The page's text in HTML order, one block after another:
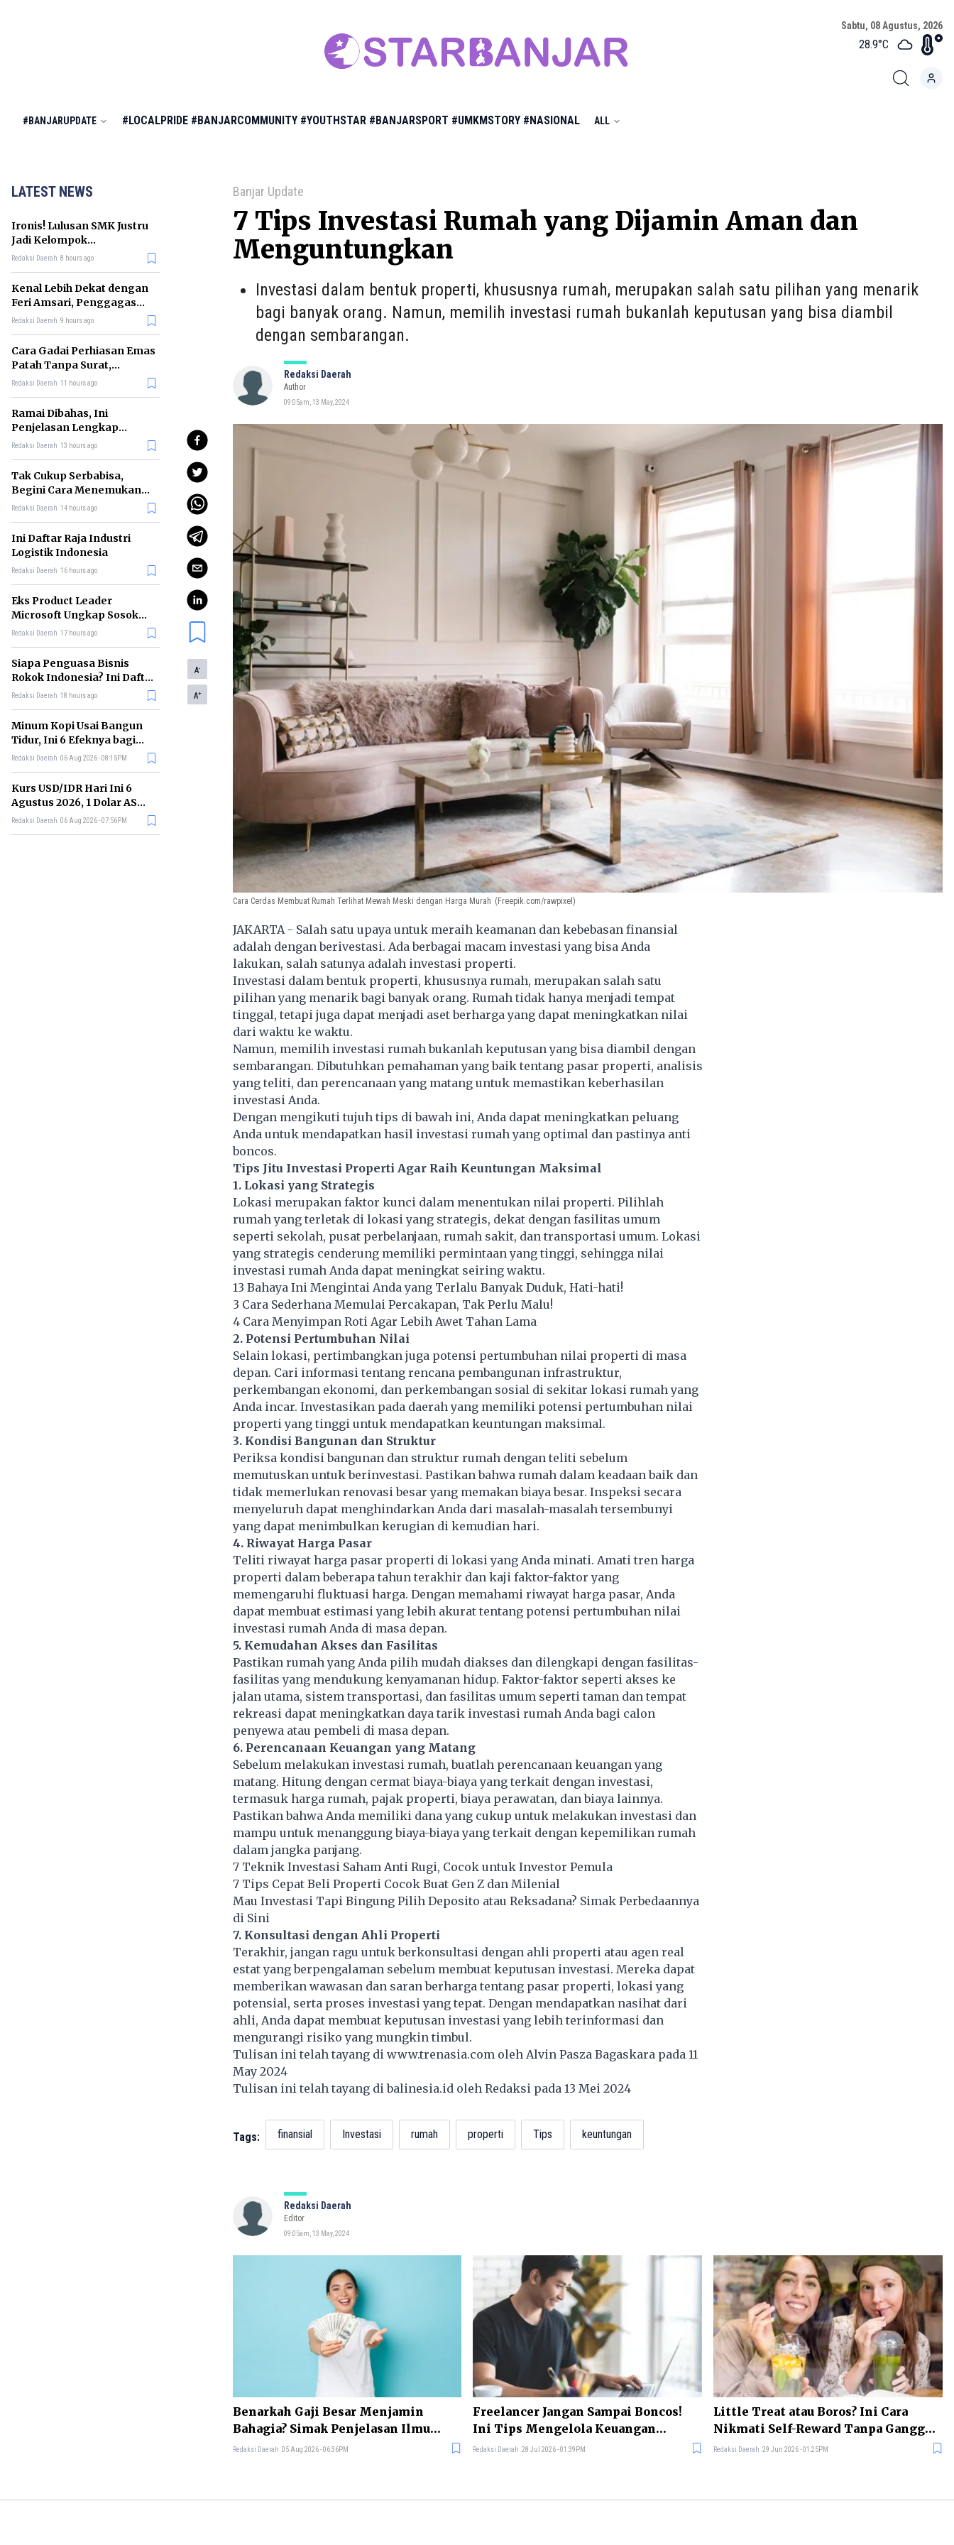
Sabtu, 08 Agustus, 2026
28.9°C
#BANJARUPDATE #LOCALPRIDE #BANJARCOMMUNITY #YOUTHSTAR #BANJARSPORT #UMKMSTORY #NASIONAL ALL
LATEST NEWS
Ironis! Lulusan SMK Justru
Jadi Kelompok
Pengangguran Terbanyak
Redaksi Daerah 8 hours ago
Kenal Lebih Dekat dengan
Feri Amsari, Penggagas
Kabinet Bayangan
Redaksi Daerah 9 hours ago
Cara Gadai Perhiasan Emas
Patah Tanpa Surat,
Ternyata Tetap Bisa!
Redaksi Daerah 11 hours ago
Ramai Dibahas, Ini
Penjelasan Lengkap
tentang Konsep Kabinet
Redaksi Daerah 13 hours ago
Tak Cukup Serbabisa,
Begini Cara Menemukan
'Spike' agar CV Dilirik HR
Redaksi Daerah 14 hours ago
Ini Daftar Raja Industri
Logistik Indonesia
Redaksi Daerah 16 hours ago
Eks Product Leader
Microsoft Ungkap Sosok
yang Paling Cocok
Redaksi Daerah 17 hours ago
Siapa Penguasa Bisnis
Rokok Indonesia? Ini Daftar
Perusahaan Terbesarnya
Redaksi Daerah 18 hours ago
Minum Kopi Usai Bangun
Tidur, Ini 6 Efeknya bagi
Kesehatan Tubuh
Redaksi Daerah 06 Aug 2026 - 08:15PM
Kurs USD/IDR Hari Ini 6
Agustus 2026, 1 Dolar AS
Kini Berapa Rupiah?
Redaksi Daerah 06 Aug 2026 - 07:56PM
Banjar Update
7 Tips Investasi Rumah yang Dijamin Aman dan
Menguntungkan
Investasi dalam bentuk properti, khususnya rumah, merupakan salah satu pilihan yang menarik
bagi banyak orang. Namun, memilih investasi rumah bukanlah keputusan yang bisa diambil
dengan sembarangan.
Redaksi Daerah
Author
09:05am, 13 May, 2024
A-
A+
Cara Cerdas Membuat Rumah Terlihat Mewah Meski dengan Harga Murah (Freepik.com/rawpixel)
JAKARTA - Salah satu upaya untuk meraih keamanan dan kebebasan finansial
adalah dengan berivestasi. Ada berbagai macam investasi yang bisa Anda
lakukan, salah satunya adalah investasi properti.
Investasi dalam bentuk properti, khususnya rumah, merupakan salah satu
pilihan yang menarik bagi banyak orang. Rumah tidak hanya menjadi tempat
tinggal, tetapi juga dapat menjadi aset berharga yang dapat meningkatkan nilai
dari waktu ke waktu.
Namun, memilih investasi rumah bukanlah keputusan yang bisa diambil dengan
sembarangan. Dibutuhkan pemahaman yang baik tentang pasar properti, analisis
yang teliti, dan perencanaan yang matang untuk memastikan keberhasilan
investasi Anda.
Dengan mengikuti tujuh tips di bawah ini, Anda dapat meningkatkan peluang
Anda untuk mendapatkan hasil investasi rumah yang optimal dan pastinya anti
boncos.
Tips Jitu Investasi Properti Agar Raih Keuntungan Maksimal
1. Lokasi yang Strategis
Lokasi merupakan faktor kunci dalam menentukan nilai properti. Pilihlah
rumah yang terletak di lokasi yang strategis, dekat dengan fasilitas umum
seperti sekolah, pusat perbelanjaan, rumah sakit, dan transportasi umum. Lokasi
yang strategis cenderung memiliki permintaan yang tinggi, sehingga nilai
investasi rumah Anda dapat meningkat seiring waktu.
13 Bahaya Ini Mengintai Anda yang Terlalu Banyak Duduk, Hati-hati!
3 Cara Sederhana Memulai Percakapan, Tak Perlu Malu!
4 Cara Menyimpan Roti Agar Lebih Awet Tahan Lama
2. Potensi Pertumbuhan Nilai
Selain lokasi, pertimbangkan juga potensi pertumbuhan nilai properti di masa
depan. Cari informasi tentang rencana pembangunan infrastruktur,
perkembangan ekonomi, dan perkembangan sosial di sekitar lokasi rumah yang
Anda incar. Investasikan pada daerah yang memiliki potensi pertumbuhan nilai
properti yang tinggi untuk mendapatkan keuntungan maksimal.
3. Kondisi Bangunan dan Struktur
Periksa kondisi bangunan dan struktur rumah dengan teliti sebelum
memutuskan untuk berinvestasi. Pastikan bahwa rumah dalam keadaan baik dan
tidak memerlukan renovasi besar yang memakan biaya besar. Inspeksi secara
menyeluruh dapat menghindarkan Anda dari masalah-masalah tersembunyi
yang dapat menimbulkan kerugian di kemudian hari.
4. Riwayat Harga Pasar
Teliti riwayat harga pasar properti di lokasi yang Anda minati. Amati tren harga
properti dalam beberapa tahun terakhir dan kaji faktor-faktor yang
memengaruhi fluktuasi harga. Dengan memahami riwayat harga pasar, Anda
dapat membuat estimasi yang lebih akurat tentang potensi pertumbuhan nilai
investasi rumah Anda di masa depan.
5. Kemudahan Akses dan Fasilitas
Pastikan rumah yang Anda pilih mudah diakses dan dilengkapi dengan fasilitas-
fasilitas yang mendukung kenyamanan hidup. Faktor-faktor seperti akses ke
jalan utama, sistem transportasi, dan fasilitas umum seperti taman dan tempat
rekreasi dapat meningkatkan daya tarik investasi rumah Anda bagi calon
penyewa atau pembeli di masa depan.
6. Perencanaan Keuangan yang Matang
Sebelum melakukan investasi rumah, buatlah perencanaan keuangan yang
matang. Hitung dengan cermat biaya-biaya yang terkait dengan investasi,
termasuk harga rumah, pajak properti, biaya perawatan, dan biaya lainnya.
Pastikan bahwa Anda memiliki dana yang cukup untuk melakukan investasi dan
mampu untuk menanggung biaya-biaya yang terkait dengan kepemilikan rumah
dalam jangka panjang.
7 Teknik Investasi Saham Anti Rugi, Cocok untuk Investor Pemula
7 Tips Cepat Beli Properti Cocok Buat Gen Z dan Milenial
Mau Investasi Tapi Bingung Pilih Deposito atau Reksadana? Simak Perbedaannya
di Sini
7. Konsultasi dengan Ahli Properti
Terakhir, jangan ragu untuk berkonsultasi dengan ahli properti atau agen real
estat yang berpengalaman sebelum membuat keputusan investasi. Mereka dapat
memberikan wawasan dan saran berharga tentang pasar properti, lokasi yang
potensial, serta proses investasi yang tepat. Dengan mendapatkan nasihat dari
ahli, Anda dapat membuat keputusan investasi yang lebih terinformasi dan
mengurangi risiko yang mungkin timbul.
Tulisan ini telah tayang di www.trenasia.com oleh Alvin Pasza Bagaskara pada 11
May 2024
Tulisan ini telah tayang dibalinesia.id oleh Redaksi pada 13 Mei 2024
Tags: finansial Investasi rumah properti Tips keuntungan
Redaksi Daerah
Editor
09:05am, 13 May, 2024
Benarkah Gaji Besar Menjamin
Bahagia? Simak Penjelasan Ilmu
Ekonomi
Redaksi Daerah 05 Aug 2026 - 06:36PM
Freelancer Jangan Sampai Boncos!
Ini Tips Mengelola Keuangan
dengan Benar
Redaksi Daerah 28 Jul 2026 - 01:39PM
Little Treat atau Boros? Ini Cara
Nikmati Self-Reward Tanpa Ganggu
Keuangan
Redaksi Daerah 29 Jun 2026 - 01:25PM